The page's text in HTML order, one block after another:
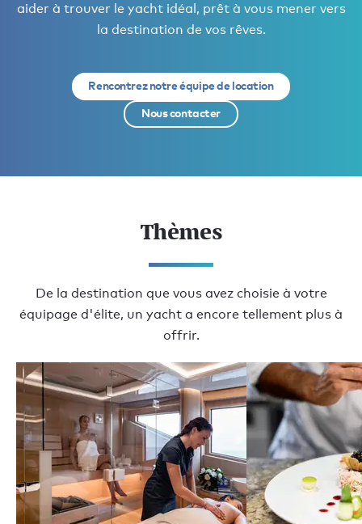
aider à trouver le yacht idéal, prêt à vous mener vers
la destination de vos rêves.
Rencontrez notre équipe de location
Nous contacter
Thèmes
De la destination que vous avez choisie à votre
équipage d'élite, un yacht a encore tellement plus à
offrir.